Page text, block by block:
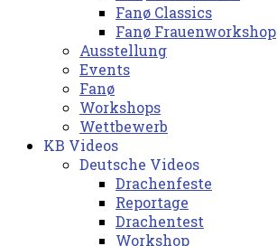
Fanø Classics
Fanø Frauenworkshop
Ausstellung
Events
Fanø
Workshops
Wettbewerb
KB Videos
Deutsche Videos
Drachenfeste
Reportage
Drachentest
Workshop